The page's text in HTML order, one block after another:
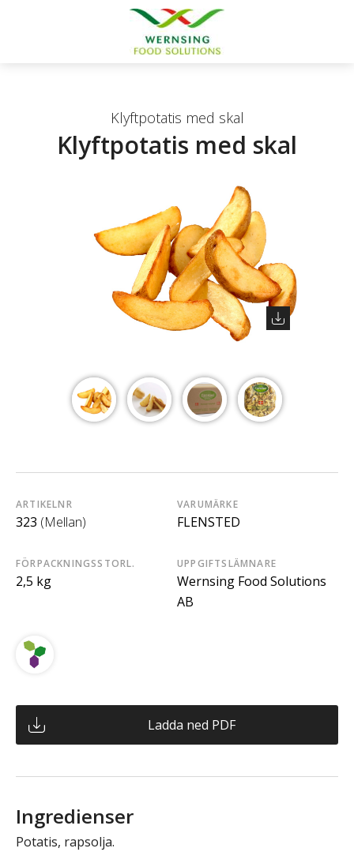
Klyftpotatis med skal
Klyftpotatis med skal
ARTIKELNR
323 (Mellan)
VARUMÄRKE
FLENSTED
FÖRPACKNINGSSTORL.
2,5 kg
UPPGIFTSLÄMNARE
Wernsing Food Solutions
AB
Ladda ned PDF
Ingredienser
Potatis, rapsolja.